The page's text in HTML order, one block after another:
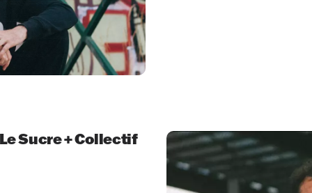
Sucre + Collectif